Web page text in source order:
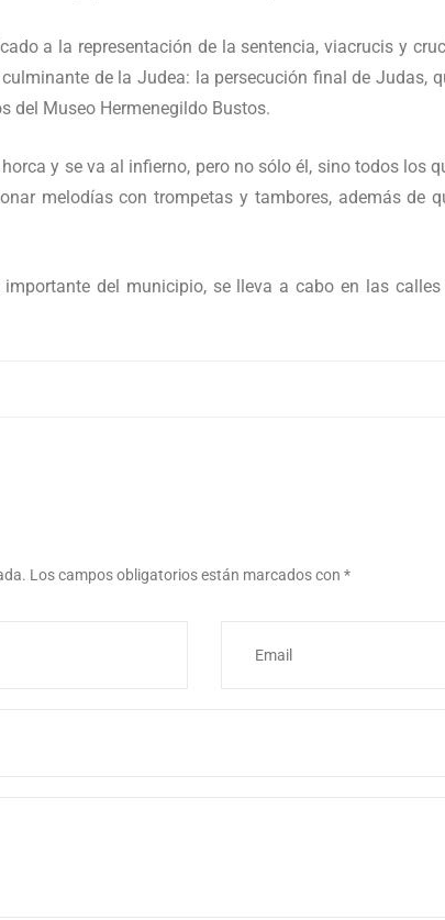
a la representación de la sentencia, viacrucis y
de la Judea: la persecución final de Judas,
del Museo Hermenegildo Bustos.
y se va al infierno, pero no sólo él, sino todos los
melodías con trompetas y tambores, además de
del municipio, se lleva a cabo en las
Los campos obligatorios están marcados con *